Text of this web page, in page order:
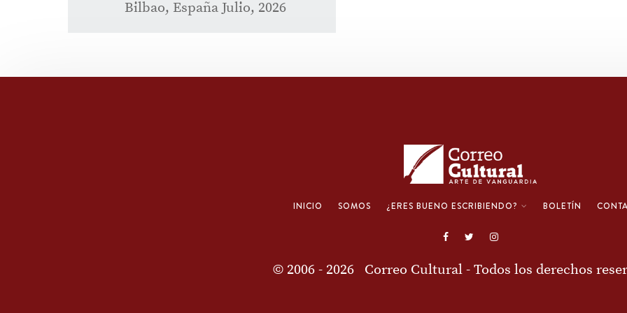
Bilbao, España Julio, 2026
INICIO SOMOS ¿ERES BUENO ESCRIBIENDO? BOLETÍN
© 2006 - 2026 Correo Cultural - Todos los derechos